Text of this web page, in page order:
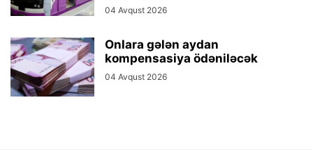
04 Avqust 2026
Onlara gələn aydan
kompensasiya ödəniləcək
04 Avqust 2026